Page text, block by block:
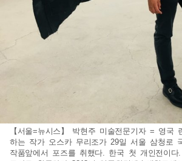
【서울=뉴시스】 박현주 미술전문기자 = 영국
하는 작가 오스카 무리조가 29일 서울 삼청로
작품앞에서 포즈를 취했다. 한국 첫 개인전이다